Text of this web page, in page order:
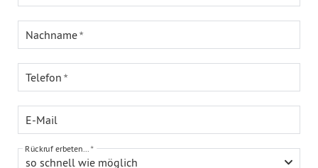
Nachname
Telefon
E-Mail
so schnell wie möglich
Rückruf erbeten...